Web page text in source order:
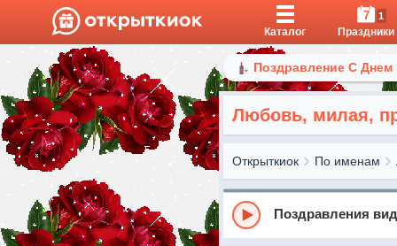
Каталог
7 1
Праздники
Поздравление С
Любовь, милая,
Открыткиок По именам
Поздравления